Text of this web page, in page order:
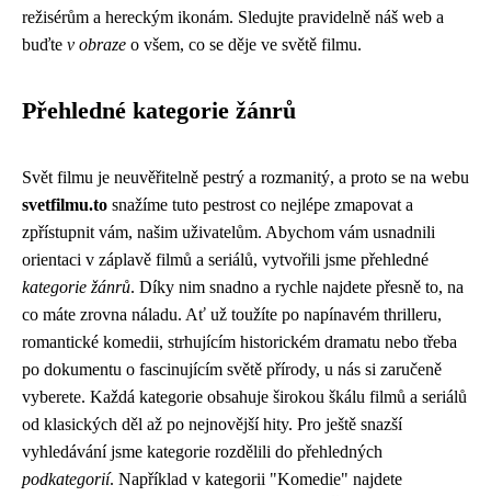
režisérům a hereckým ikonám. Sledujte pravidelně náš web a
buďte v obraze o všem, co se děje ve světě filmu.
Přehledné kategorie žánrů
Svět filmu je neuvěřitelně pestrý a rozmanitý, a proto se na webu
svetfilmu.to snažíme tuto pestrost co nejlépe zmapovat a
zpřístupnit vám, našim uživatelům. Abychom vám usnadnili
orientaci v záplavě filmů a seriálů, vytvořili jsme přehledné
kategorie žánrů. Díky nim snadno a rychle najdete přesně to, na
co máte zrovna náladu. Ať už toužíte po napínavém thrilleru,
romantické komedii, strhujícím historickém dramatu nebo třeba
po dokumentu o fascinujícím světě přírody, u nás si zaručeně
vyberete. Každá kategorie obsahuje širokou škálu filmů a seriálů
od klasických děl až po nejnovější hity. Pro ještě snazší
vyhledávání jsme kategorie rozdělili do přehledných
podkategorií. Například v kategorii "Komedie" najdete